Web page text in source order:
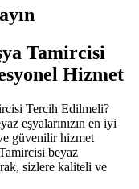
Tamircisi
Hizmet
Tercih Edilmeli?
eşyalarınızın en iyi
güvenilir hizmet
beyaz
sizlere kaliteli ve